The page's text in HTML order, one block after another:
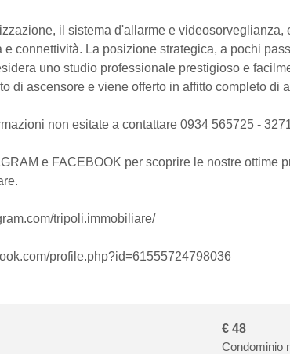
il sistema d'allarme e
e connettività. La posizione strategica, a pochi
uno studio professionale prestigioso e
di ascensore e viene offerto in affitto completo di
non esitate a contattare 0934 565725 -
e FACEBOOK per scoprire le nostre ottime
tripoli.immobiliare/
profile.php?id=61555724798036
€ 48
Condominio